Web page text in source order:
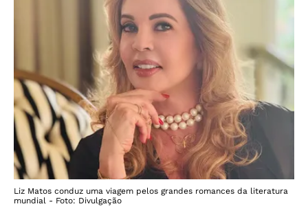
Liz Matos conduz uma viagem pelos grandes romances da literatura
mundial - Foto: Divulgação